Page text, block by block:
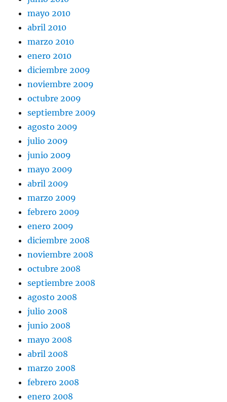
mayo 2010
abril 2010
marzo 2010
enero 2010
diciembre 2009
noviembre 2009
octubre 2009
septiembre 2009
agosto 2009
julio 2009
junio 2009
mayo 2009
abril 2009
marzo 2009
febrero 2009
enero 2009
diciembre 2008
noviembre 2008
octubre 2008
septiembre 2008
agosto 2008
julio 2008
junio 2008
mayo 2008
abril 2008
marzo 2008
febrero 2008
enero 2008